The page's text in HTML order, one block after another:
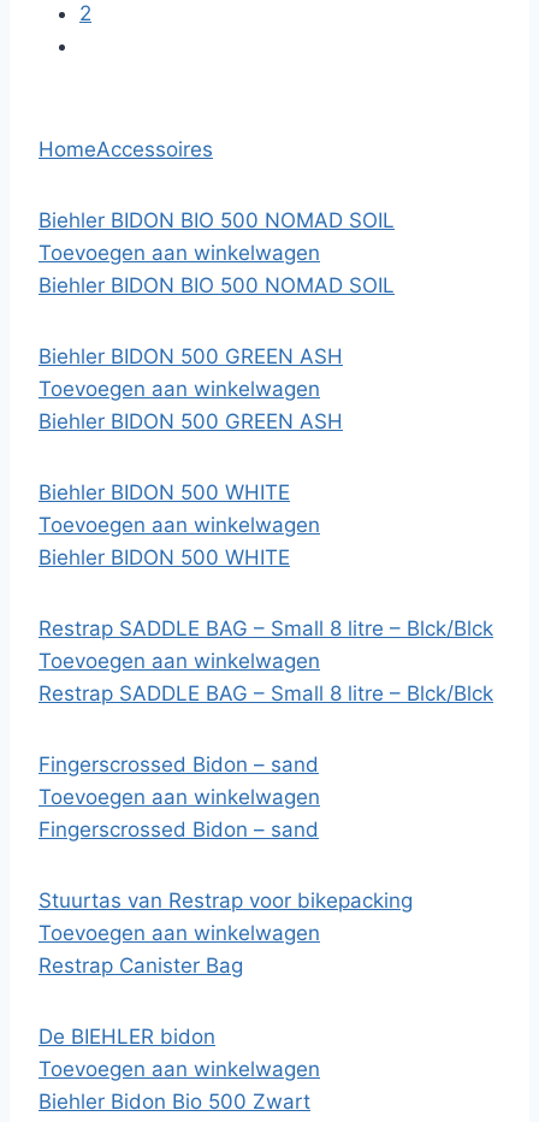
2
HomeAccessoires
Biehler BIDON BIO 500 NOMAD SOIL
Toevoegen aan winkelwagen
Biehler BIDON BIO 500 NOMAD SOIL
Biehler BIDON 500 GREEN ASH
Toevoegen aan winkelwagen
Biehler BIDON 500 GREEN ASH
Biehler BIDON 500 WHITE
Toevoegen aan winkelwagen
Biehler BIDON 500 WHITE
Restrap SADDLE BAG – Small 8 litre – Blck/Blck
Toevoegen aan winkelwagen
Restrap SADDLE BAG – Small 8 litre – Blck/Blck
Fingerscrossed Bidon – sand
Toevoegen aan winkelwagen
Fingerscrossed Bidon – sand
Stuurtas van Restrap voor bikepacking
Toevoegen aan winkelwagen
Restrap Canister Bag
De BIEHLER bidon
Toevoegen aan winkelwagen
Biehler Bidon Bio 500 Zwart